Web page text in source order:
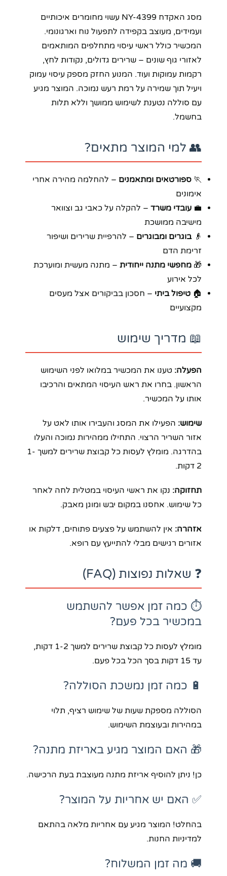
מסג האקדח NY-4399 עשוי מחומרים איכותיים
ועמידים, מעוצב בקפידה לתפעול נוח וארגונומי.
המכשיר כולל ראשי עיסוי מתחלפים המותאמים
לאזורי גוף שונים – שרירים גדולים, נקודות לחץ,
רקמות עמוקות ועוד. המנוע החזק מספק עיסוי עמוק
ויעיל תוך שמירה על רמת רעש נמוכה. המוצר מגיע
עם סוללה נטענת לשימוש ממושך וללא תלות
בחשמל.
👥 למי המוצר מתאים?
🏃 ספורטאים ומתאמנים – להחלמה מהירה אחרי
אימונים
💼 עובדי משרד – להקלה על כאבי גב וצוואר
מישיבה ממושכת
👴בוגרים ומבוגרים – להרפיית שרירים ושיפור
זרימת הדם
🎁 מחפשי מתנה ייחודית – מתנה מעשית ומוערכת
לכל אירוע
🏠 טיפול ביתי – חסכון בביקורים אצל מעסים
מקצועיים
📖 מדריך שימוש
הפעלה: טענו את המכשיר במלואו לפני השימוש
הראשון. בחרו את ראש העיסוי המתאים והרכיבו
אותו על המכשיר.
שימוש: הפעילו את המסג והעבירו אותו לאט על
אזור השריר הרצוי. התחילו ממהירות נמוכה והעלו
בהדרגה. מומלץ לעסות כל קבוצת שרירים למשך 1-
2 דקות.
תחזוקה: נקו את ראשי העיסוי במטלית לחה לאחר
כל שימוש. אחסנו במקום יבש ומוגן מאבק.
אזהרה: אין להשתמש על פצעים פתוחים, דלקות או
אזורים רגישים מבלי להתייעץ עם רופא.
❓ שאלות נפוצות (FAQ)
⏱️ כמה זמן אפשר להשתמש
במכשיר בכל פעם?
מומלץ לעסות כל קבוצת שרירים למשך 1-2 דקות,
עד 15 דקות בסך הכל בכל פעם.
🔋 כמה זמן נמשכת הסוללה?
הסוללה מספקת שעות של שימוש רציף, תלוי
במהירות ובעוצמת השימוש.
🎁 האם המוצר מגיע באריזת מתנה?
כן! ניתן להוסיף אריזת מתנה מעוצבת בעת הרכישה.
✅ האם יש אחריות על המוצר?
בהחלט! המוצר מגיע עם אחריות מלאה בהתאם
למדיניות החנות.
🚚 מה זמן המשלוח?